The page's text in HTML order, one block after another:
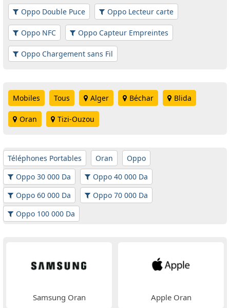
Oppo Double Puce Oppo Lecteur carte
Oppo NFC Oppo Capteur Empreintes
Oppo Chargement sans Fil
Mobiles Tous Alger Béchar Blida
Oran Tizi-Ouzou
Téléphones Portables Oran
Oppo
Oppo 30 000 Da
Oppo 40 000 Da
Oppo 60 000 Da
Oppo 70 000 Da
Oppo 100 000 Da
Samsung Oran Apple Oran